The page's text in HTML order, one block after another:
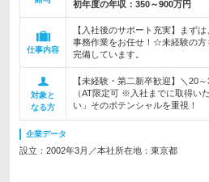
初年度の年収： 350～900万円
仕事内容
【入社後のサポート充実】まず
事務作業をお任せ！☆未経験の方
完備しています。
対象と
なる方
【未経験・第二新卒歓迎】＼20
（AT限定可 ※入社までに取得い
い」そのポテンシャルを重視！
企業データ
設立：2002年3月／本社所在地：東京都